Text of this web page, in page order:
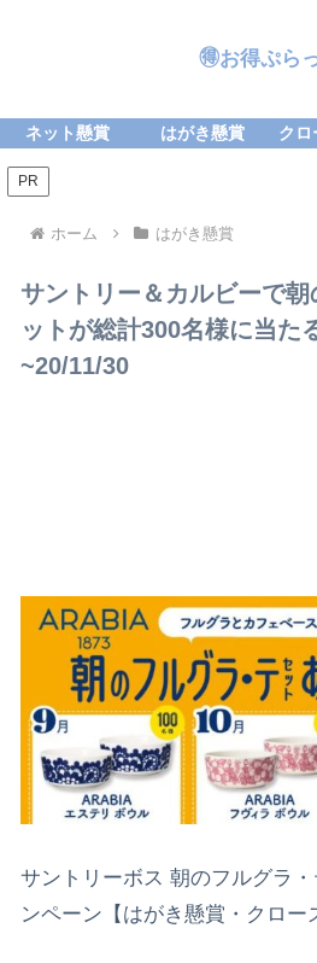
🉐お得ぷら
ネット懸賞 はがき懸賞 クロ
PR
ホーム はがき懸賞
サントリー＆カルビーで
ットが総計300名様に当た
~20/11/30
サントリーボス 朝のフルグラ
ンペーン【はがき懸賞・クロー